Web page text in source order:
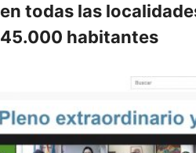
en todas las
45.000 habitantes